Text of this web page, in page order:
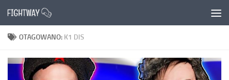
Przejdź do treści
OTAGOWANO: K1 DIS